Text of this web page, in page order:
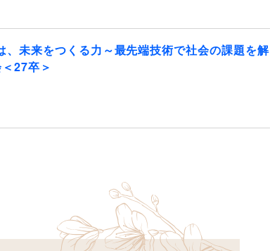
、未来をつくる力～最先端技術で社会の課題を解
27卒＞